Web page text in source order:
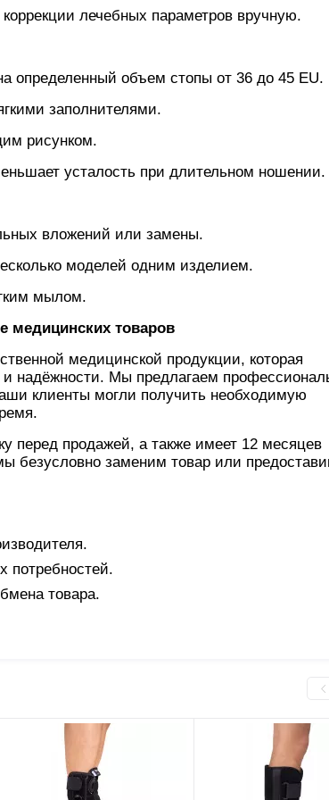
лечебных параметров вручную.
определенный объем стопы от 36 до 45 EU.
заполнителями.
рисунком.
усталость при длительном ношении.
вложений или замены.
моделей одним изделием.
мылом.
медицинских товаров
медицинской продукции, которая
надёжности. Мы предлагаем
клиенты могли получить необходимую
перед продажей, а также имеет 12 месяцев
безусловно заменим товар или
потребностей.
товара.